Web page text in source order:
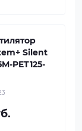
Silent
PET125-